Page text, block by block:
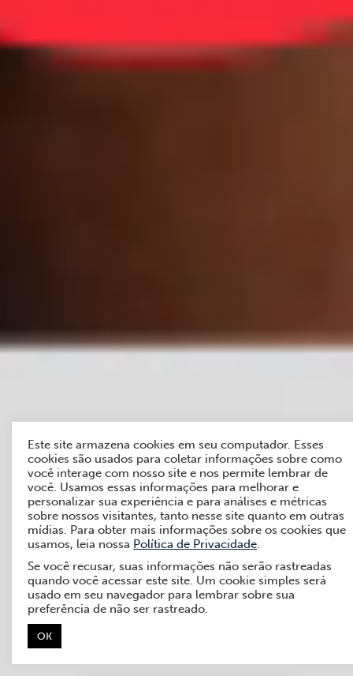
Este site armazena cookies em seu computador. Esses
cookies são usados para coletar informações sobre como
você interage com nosso site e nos permite lembrar de
você. Usamos essas informações para melhorar e
personalizar sua experiência e para análises e métricas
sobre nossos visitantes, tanto nesse site quanto em outras
mídias. Para obter mais informações sobre os cookies que
usamos, leia nossa Política de Privacidade.
Se você recusar, suas informações não serão rastreadas
quando você acessar este site. Um cookie simples será
usado em seu navegador para lembrar sobre sua
preferência de não ser rastreado.
OK